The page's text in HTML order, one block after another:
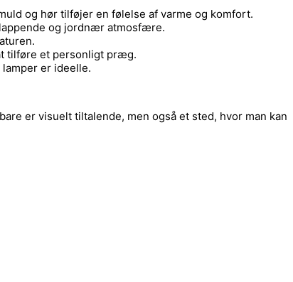
og hør tilføjer en følelse af varme og komfort.
og jordnær atmosfære.
tilføre et personligt præg.
er ideelle.
er visuelt tiltalende, men også et sted, hvor man kan